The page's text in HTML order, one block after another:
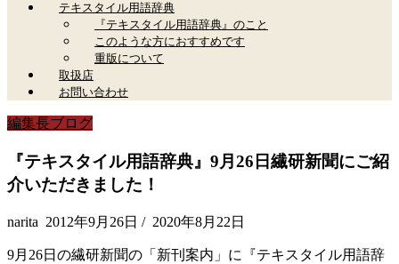
テキスタイル用語辞典
『テキスタイル用語辞典』のこと
このような方におすすめです
重版について
取扱店
お問い合わせ
編集長ブログ
『テキスタイル用語辞典』9月26日繊研新聞にご紹
介いただきました！
narita 2012年9月26日 / 2020年8月22日
9月26日の繊研新聞の「新刊案内」に『テキスタイル用語辞